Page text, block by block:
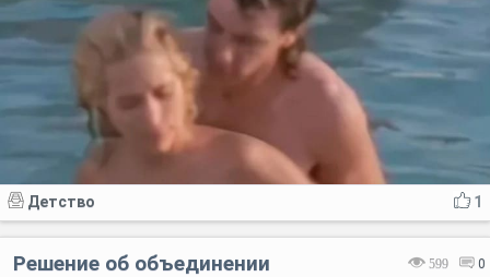
1
Детство
599 0
Решение об объединении